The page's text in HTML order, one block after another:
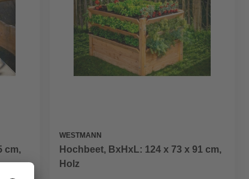
cm,
WESTMANN
Hochbeet, BxHxL: 124 x 73 x 91 cm,
Holz